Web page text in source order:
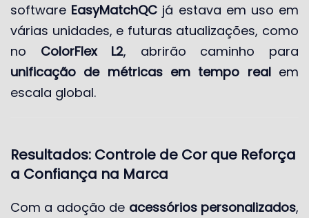
software EasyMatchQC já estava em uso em
várias unidades, e futuras atualizações, como
no ColorFlex L2, abrirão caminho para
unificação de métricas em tempo realem
escala global.
Resultados: Controle de Cor que Reforça
a Confiança na Marca
Com a adoção de acessórios personalizados,